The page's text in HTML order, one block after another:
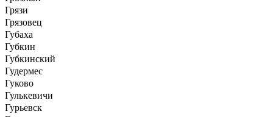
Грязи
Грязовец
Губаха
Губкин
Губкинский
Гудермес
Гуково
Гулькевичи
Гурьевск